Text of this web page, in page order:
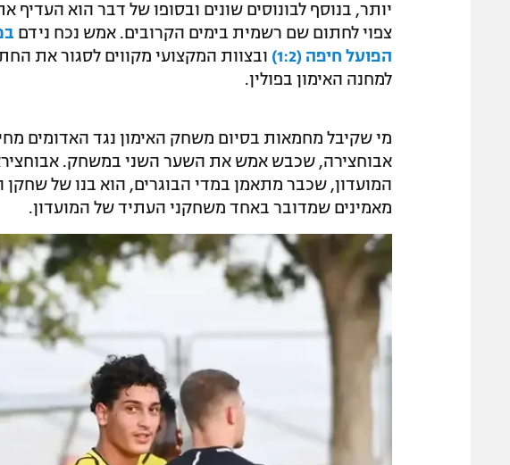
יותר, בנוסף לבונוסים שונים ובסופו של דבר הוא
צפוי לחתום שם רשמית בימים הקרובים. אמש נכח נידם
הפועל חיפה (1:2)
ובצוות המקצועי מקווים לסגור את
למחנה האימון בפולין.
מי שקיבל מחמאות בסיום משחק האימון נגד האדומים
המועדון, שכבר מתאמן במדי הבוגרים, הוא בנו של שחקן
מאמינים שמדובר באחד משחקני העתיד של המועדון.